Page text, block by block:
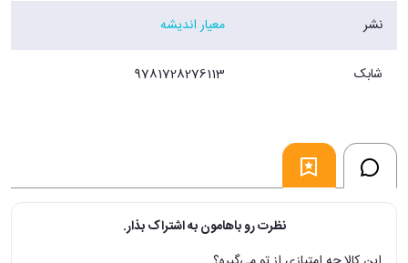
نشر معیار اندیشه
شابک 9781728276113
نظرت رو باهامون به اشتراک بذار.